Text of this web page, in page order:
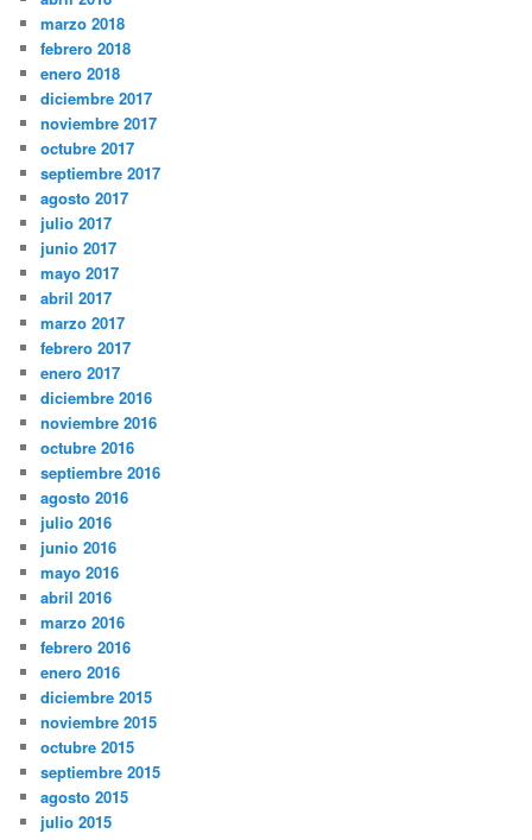
marzo 2018
febrero 2018
enero 2018
diciembre 2017
noviembre 2017
octubre 2017
septiembre 2017
agosto 2017
julio 2017
junio 2017
mayo 2017
abril 2017
marzo 2017
febrero 2017
enero 2017
diciembre 2016
noviembre 2016
octubre 2016
septiembre 2016
agosto 2016
julio 2016
junio 2016
mayo 2016
abril 2016
marzo 2016
febrero 2016
enero 2016
diciembre 2015
noviembre 2015
octubre 2015
septiembre 2015
agosto 2015
julio 2015